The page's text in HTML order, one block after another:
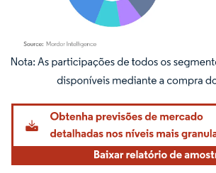
Imagem © Mordor Intelligence. O reuso requer